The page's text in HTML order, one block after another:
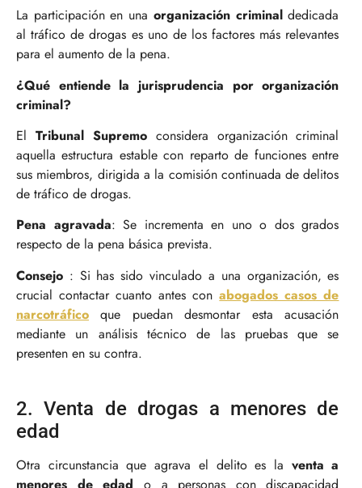
La participación en una organización criminaldedicada
al tráfico de drogas es uno de los factores más relevantes
para el aumento de la pena.
¿Qué entiende la jurisprudencia por organización
criminal?
El Tribunal Supremoconsidera organización criminal
aquella estructura estable con reparto de funciones entre
sus miembros, dirigida a la comisión continuada de delitos
de tráfico de drogas​.
Pena agravada: Se incrementa en uno o dos grados
respecto de la pena básica prevista.
Consejo : Si has sido vinculado a una organización, es
crucial contactar cuanto antes conabogados casos de
narcotráfico que puedan desmontar esta acusación
mediante un análisis técnico de las pruebas que se
presenten en su contra.
2. Venta de drogas a menores de
edad
Otra circunstancia que agrava el delito es la venta a